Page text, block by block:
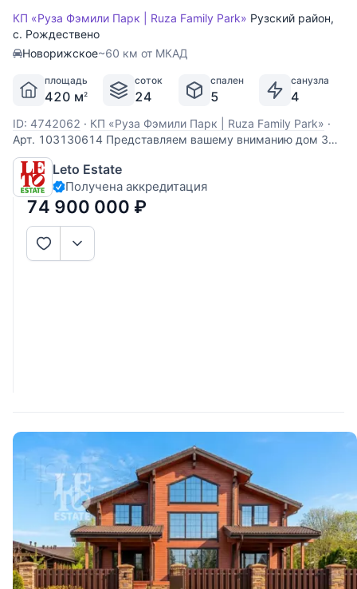
КП «Руза Фэмили Парк | Ruza Family Park» Рузский район,
с. Рождествено
Новорижское~60 км от МКАД
площадь
420 м2
соток
24
спален
5
санузла
4
ID: 4742062 · КП «Руза Фэмили Парк | Ruza Family Park» ·
Арт. 103130614 Представляем вашему вниманию дом 320
кв.м. из бруса на лесном участке с бассейном в
охраняемом коттеджном поселке Руза Фэмили Парк с
контактным зоопарком, детским развлекательным
центром, спа-комплексом и тремя озерами,
Leto Estate
Получена аккредитация
74 900 000 ₽